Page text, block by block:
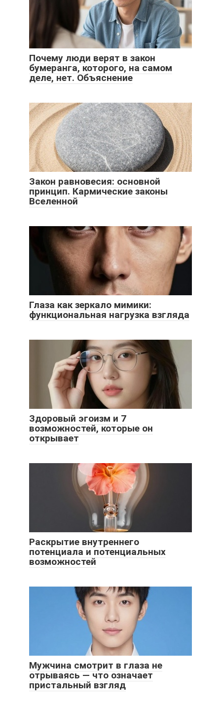
Почему люди верят в закон
бумеранга, которого, на самом
деле, нет. Объяснение
Закон равновесия: основной
принцип. Кармические законы
Вселенной
Глаза как зеркало мимики:
функциональная нагрузка взгляда
Здоровый эгоизм и 7
возможностей, которые он
открывает
Раскрытие внутреннего
потенциала и потенциальных
возможностей
Мужчина смотрит в глаза не
отрываясь — что означает
пристальный взгляд